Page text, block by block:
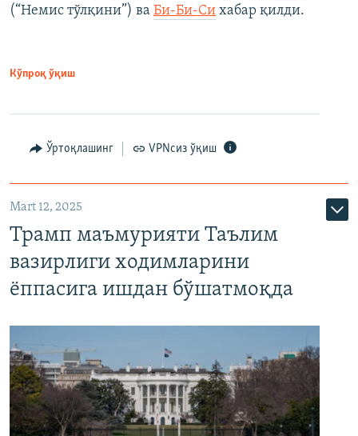
(“Немис тўлқини”) ва Би-Би-Си хабар қилди.
Кўпроқ ўқиш
Ўртоқлашинг VPNсиз ўқиш
Mart 12, 2025
Трамп маъмурияти Таълим
вазирлиги ходимларини
ёппасига ишдан бўшатмоқда